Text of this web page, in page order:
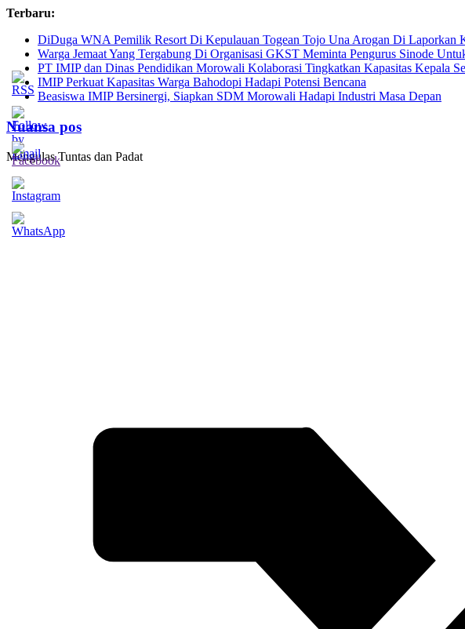
Skip
content
Terbaru:
DiDuga WNA Pemilik Resort Di Kepulauan Togean Tojo Una Arogan Di Laporkan
Warga Jemaat Yang Tergabung Di Organisasi GKST Meminta Pengurus Sinode
PT IMIP dan Dinas Pendidikan Morowali Kolaborasi Tingkatkan Kapasitas Kepala
IMIP Perkuat Kapasitas Warga Bahodopi Hadapi Potensi Bencana
Beasiswa IMIP Bersinergi, Siapkan SDM Morowali Hadapi Industri Masa Depan
Nuansa pos
Mengulas Tuntas dan Padat